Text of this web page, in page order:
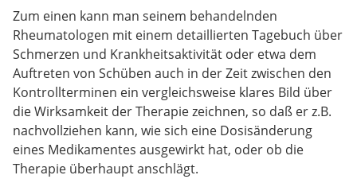
Zum einen kann man seinem behandelnden
Rheumatologen mit einem detaillierten Tagebuch über
Schmerzen und Krankheitsaktivität oder etwa dem
Auftreten von Schüben auch in der Zeit zwischen den
Kontrollterminen ein vergleichsweise klares Bild über
die Wirksamkeit der Therapie zeichnen, so daß er z.B.
nachvollziehen kann, wie sich eine Dosisänderung
eines Medikamentes ausgewirkt hat, oder ob die
Therapie überhaupt anschlägt.